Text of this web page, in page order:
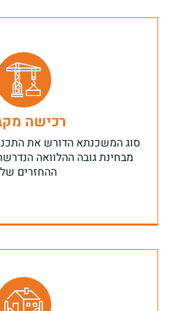
רכישה
סוג המשכנתא הדורש את
מבחינת גובה ההלוואה
ההחזרים
מיועד למי שמעוניינים לרכוש נכס
מקבלן,
עלויות קבלן, חומרי בנייה
תשלום, תשומות